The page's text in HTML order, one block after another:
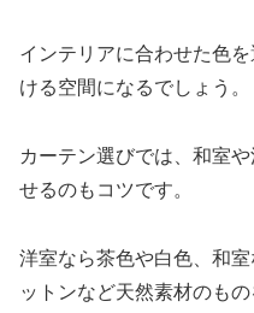
インテリアに合わせた色
ける空間になるでしょう。
カーテン選びでは、和室
せるのもコツです。
洋室なら茶色や白色、和
ットンなど天然素材のも